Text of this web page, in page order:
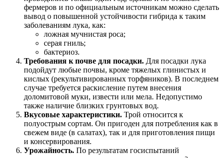
фермеров и по официальным источникам можно сделать
вывод о повышенной устойчивости гибрида к таким
заболеваниям лука, как:
ложная мучнистая роса;
серая гниль;
бактериоз.
Требования к почве для посадки. Для посадки лука
подойдут любые почвы, кроме тяжелых глинистых и
кислых (рекультивированных торфяников). В последнем
случае требуется раскисление путем внесения
доломитовой муки, извести или мела. Недопустимо
также наличие близких грунтовых вод.
Вкусовые характеристики. Трой относится к
полуострым сортам. Он пригоден для потребления как в
свежем виде (в салатах), так и для приготовления пищи
и консервирования.
Урожайность. По результатам госиспытаний